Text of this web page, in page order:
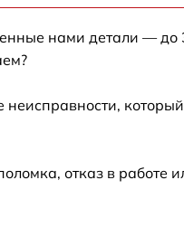
A25
нами детали — до
отказ в работе